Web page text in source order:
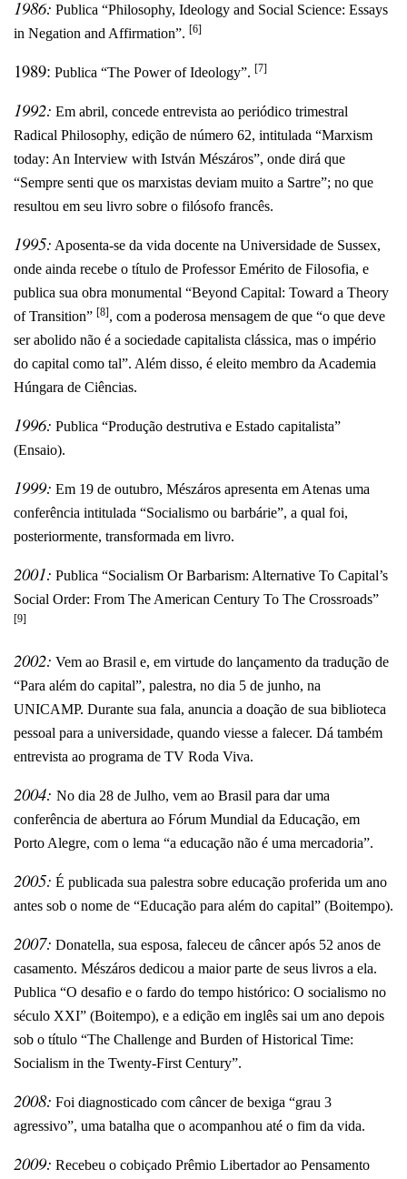
1986: Publica “Philosophy, Ideology and Social Science: Essays
in Negation and Affirmation”. [6]
1989: Publica “The Power of Ideology”. [7]
1992: Em abril, concede entrevista ao periódico trimestral
Radical Philosophy, edição de número 62, intitulada “Marxism
today: An Interview with István Mészáros”, onde dirá que
“Sempre senti que os marxistas deviam muito a Sartre”; no que
resultou em seu livro sobre o filósofo francês.
1995: Aposenta-se da vida docente na Universidade de Sussex,
onde ainda recebe o título de Professor Emérito de Filosofia, e
publica sua obra monumental “Beyond Capital: Toward a Theory
of Transition” [8], com a poderosa mensagem de que “o que deve
ser abolido não é a sociedade capitalista clássica, mas o império
do capital como tal”. Além disso, é eleito membro da Academia
Húngara de Ciências.
1996: Publica “Produção destrutiva e Estado capitalista”
(Ensaio).
1999: Em 19 de outubro, Mészáros apresenta em Atenas uma
conferência intitulada “Socialismo ou barbárie”, a qual foi,
posteriormente, transformada em livro.
2001: Publica “Socialism Or Barbarism: Alternative To Capital’s
Social Order: From The American Century To The Crossroads”
[9]
2002: Vem ao Brasil e, em virtude do lançamento da tradução de
“Para além do capital”, palestra, no dia 5 de junho, na
UNICAMP. Durante sua fala, anuncia a doação de sua biblioteca
pessoal para a universidade, quando viesse a falecer. Dá também
entrevista ao programa de TV Roda Viva.
2004: No dia 28 de Julho, vem ao Brasil para dar uma
conferência de abertura ao Fórum Mundial da Educação, em
Porto Alegre, com o lema “a educação não é uma mercadoria”.
2005: É publicada sua palestra sobre educação proferida um ano
antes sob o nome de “Educação para além do capital” (Boitempo).
2007: Donatella, sua esposa, faleceu de câncer após 52 anos de
casamento. Mészáros dedicou a maior parte de seus livros a ela.
Publica “O desafio e o fardo do tempo histórico: O socialismo no
século XXI” (Boitempo), e a edição em inglês sai um ano depois
sob o título “The Challenge and Burden of Historical Time:
Socialism in the Twenty-First Century”.
2008: Foi diagnosticado com câncer de bexiga “grau 3
agressivo”, uma batalha que o acompanhou até o fim da vida.
2009: Recebeu o cobiçado Prêmio Libertador ao Pensamento